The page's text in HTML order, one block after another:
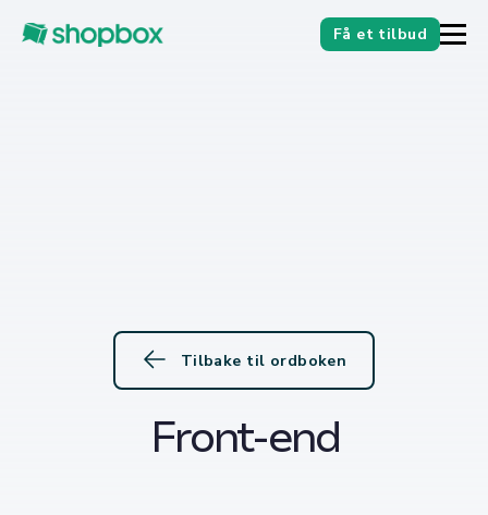
Få et tilbud
Tilbake til ordboken
Front-end